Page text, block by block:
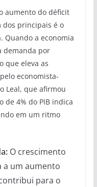
aumento do déficit
dos principais é o
Quando a economia
demanda por
que eleva as
economista-
Leal, que afirmou
de 4% do PIB indica
em um ritmo
O crescimento
a um aumento
para o